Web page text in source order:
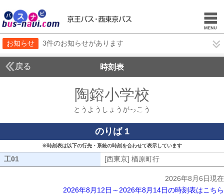
お知らせ 3件のお知らせがあります
戻る 時刻表
陶鎔小学校
とうようしょうがっこう
のりば 1
※時刻表は以下の行先・系統の時刻を合わせて表示しています
工01 [西東京] 楢原町行
2026年8月6日現在
2026年8月12日～2026年8月14日の時刻表はこちら